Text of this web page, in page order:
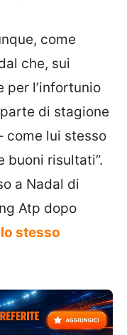
come
che, sui
per l’infortunio
di stagione
come lui stesso
buoni risultati”.
a Nadal di
Atp dopo
lo stesso